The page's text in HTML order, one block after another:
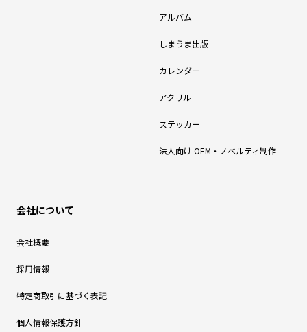
アルバム
しまうま出版
カレンダー
アクリル
ステッカー
法人向け OEM・ノベルティ制作
会社について
会社概要
採用情報
特定商取引に基づく表記
個人情報保護方針